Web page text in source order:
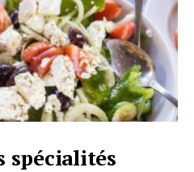
spécialités